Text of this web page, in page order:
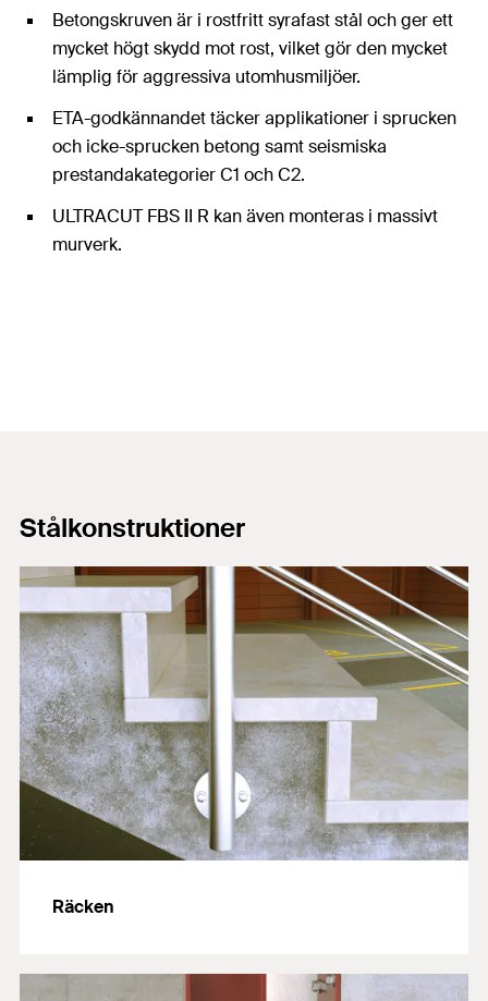
Betongskruven är i rostfritt syrafast stål och ger ett
mycket högt skydd mot rost, vilket gör den mycket
lämplig för aggressiva utomhusmiljöer.
ETA-godkännandet täcker applikationer i sprucken
och icke-sprucken betong samt seismiska
prestandakategorier C1 och C2.
ULTRACUT FBS II R kan även monteras i massivt
murverk.
Stålkonstruktioner
Räcken